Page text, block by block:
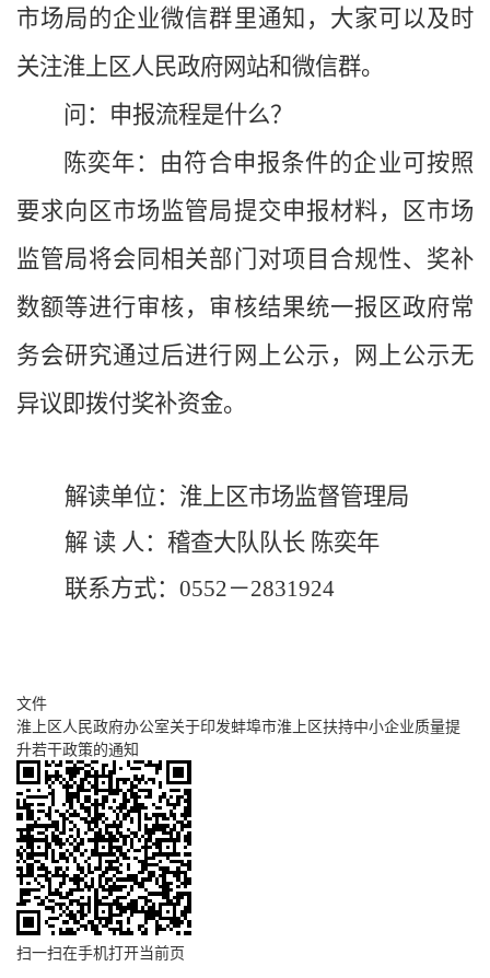
市场局的企业微信群里通知，大家可以及时
关注淮上区人民政府网站和微信群。
问：申报流程是什么？
陈奕年：由符合申报条件的企业可按照
要求向区市场监管局提交申报材料，区市场
监管局将会同相关部门对项目合规性、奖补
数额等进行审核，审核结果统一报区政府常
务会研究通过后进行网上公示，网上公示无
异议即拨付奖补资金。
解读单位：淮上区市场监督管理局
解 读 人：稽查大队队长 陈奕年
联系方式： 0552－2831924
文件
淮上区人民政府办公室关于印发蚌埠市淮上区扶持中小企业质量提
升若干政策的通知
扫一扫在手机打开当前页